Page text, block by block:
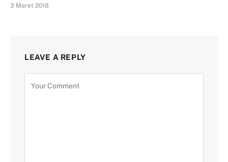
3 Maret 2018
LEAVE A REPLY